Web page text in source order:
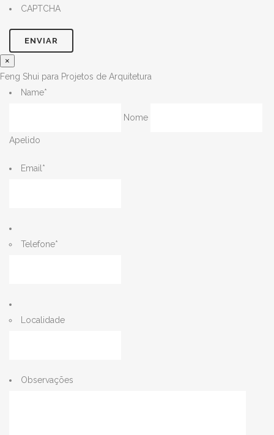
CAPTCHA
×
Feng Shui para Projetos de Arquitetura
Name*
Nome
Apelido
Email *
Telefone*
Localidade
Observações